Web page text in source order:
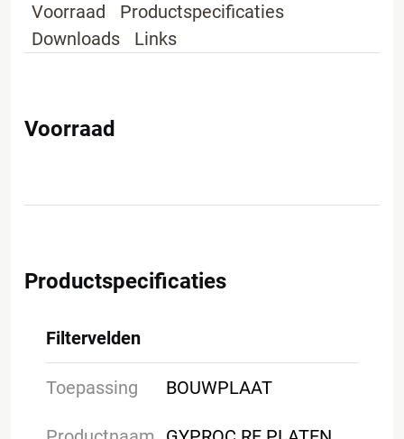
Voorraad
Productspecificaties
Downloads
Links
Voorraad
Productspecificaties
Filtervelden
Toepassing BOUWPLAAT